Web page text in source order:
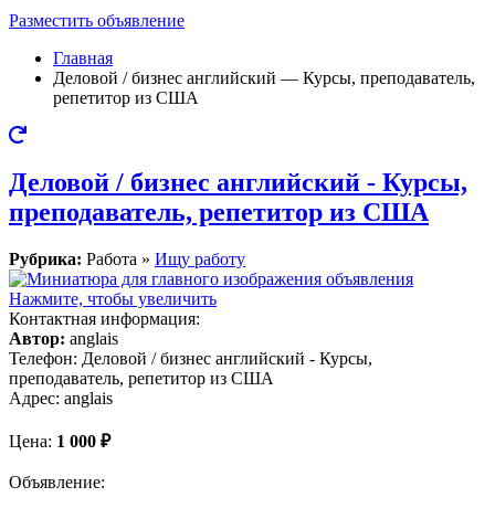
Разместить объявление
Главная
Деловой / бизнес английский — Курсы, преподаватель,
репетитор из США
Деловой / бизнес английский - Курсы,
преподаватель, репетитор из США
Рубрика: Работа » Ищу работу
Нажмите, чтобы увеличить
Контактная информация:
Автор: anglais
Телефон: Деловой / бизнес английский - Курсы,
преподаватель, репетитор из США
Адрес: anglais
Цена: 1 000 ₽
Объявление: